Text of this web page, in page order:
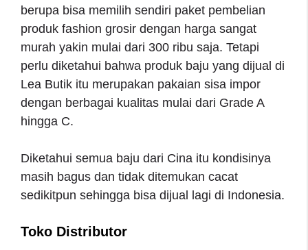
berupa bisa memilih sendiri paket pembelian
produk fashion grosir dengan harga sangat
murah yakin mulai dari 300 ribu saja. Tetapi
perlu diketahui bahwa produk baju yang dijual di
Lea Butik itu merupakan pakaian sisa impor
dengan berbagai kualitas mulai dari Grade A
hingga C.
Diketahui semua baju dari Cina itu kondisinya
masih bagus dan tidak ditemukan cacat
sedikitpun sehingga bisa dijual lagi di Indonesia.
Toko Distributor